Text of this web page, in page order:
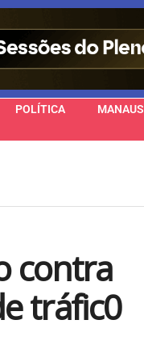
POLÍTICA MANAUS
contra
tráfic0